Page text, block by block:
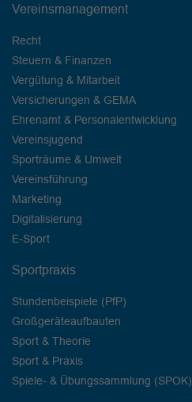
Vereinsmanagement
Recht
Steuern & Finanzen
Vergütung & Mitarbeit
Versicherungen & GEMA
Ehrenamt & Personalentwicklung
Vereinsjugend
Sporträume & Umwelt
Vereinsführung
Marketing
Digitalisierung
E-Sport
Sportpraxis
Stundenbeispiele (PfP)
Großgeräteaufbauten
Sport & Theorie
Sport & Praxis
Spiele- & Übungssammlung (SPOK)